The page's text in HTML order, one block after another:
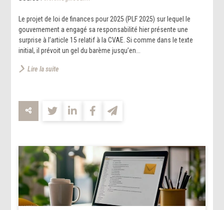
Le projet de loi de finances pour 2025 (PLF 2025) sur lequel le
gouvernement a engagé sa responsabilité hier présente une
surprise à l’article 15 relatif à la CVAE. Si comme dans le texte
initial, il prévoit un gel du barème jusqu’en...
Lire la suite